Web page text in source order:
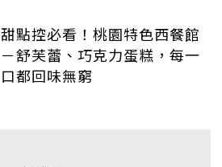
甜點控必看！桃園特色西餐館
－舒芙蕾、巧克力蛋糕，每一
口都回味無窮